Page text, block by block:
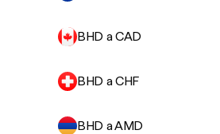
BHD a CAD
BHD a CHF
BHD a AMD